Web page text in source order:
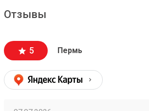
Отзывы
5 Пермь